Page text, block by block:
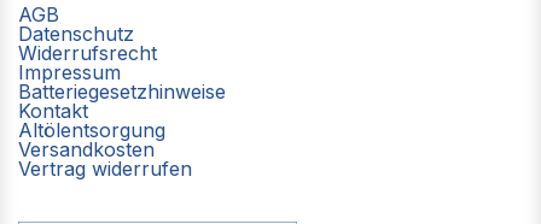
AGB
Datenschutz
Widerrufsrecht
Impressum
Batteriegesetzhinweise
Kontakt
Altölentsorgung
Versandkosten
Vertrag widerrufen